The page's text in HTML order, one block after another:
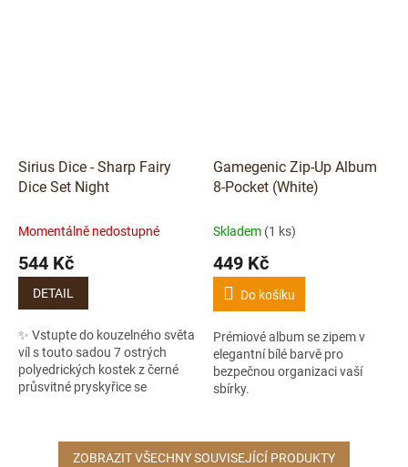
Sirius Dice - Sharp Fairy
Dice Set Night
Momentálně nedostupné
544 Kč
DETAIL
✨ Vstupte do kouzelného světa
víl s touto sadou 7 ostrých
polyedrických kostek z černé
průsvitné pryskyřice se
Gamegenic Zip-Up Album
8-Pocket (White)
Skladem (1 ks)
449 Kč
Do košíku
Prémiové album se zipem v
elegantní bílé barvě pro
bezpečnou organizaci vaší
sbírky.
ZOBRAZIT VŠECHNY SOUVISEJÍCÍ PRODUKTY